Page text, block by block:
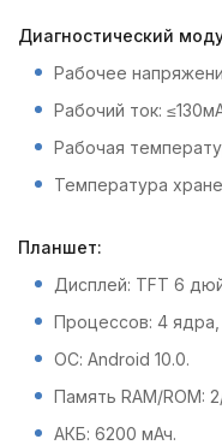
Диагностический
Рабочее
Рабочий ток:
Рабочая
Температура
Планшет:
Дисплей: TFT 6
Процессов: 4 ядра,
ОС: Android 10.0.
Память RAM/ROM:
АКБ: 6200 мАч.